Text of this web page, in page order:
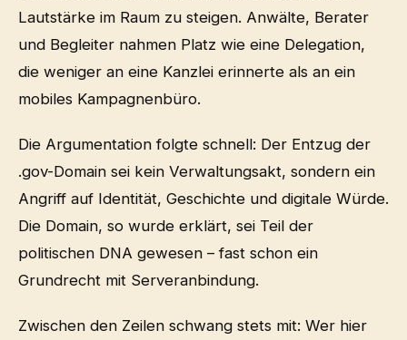
Lautstärke im Raum zu steigen. Anwälte, Berater
und Begleiter nahmen Platz wie eine Delegation,
die weniger an eine Kanzlei erinnerte als an ein
mobiles Kampagnenbüro.
Die Argumentation folgte schnell: Der Entzug der
.gov-Domain sei kein Verwaltungsakt, sondern ein
Angriff auf Identität, Geschichte und digitale Würde.
Die Domain, so wurde erklärt, sei Teil der
politischen DNA gewesen – fast schon ein
Grundrecht mit Serveranbindung.
Zwischen den Zeilen schwang stets mit: Wer hier